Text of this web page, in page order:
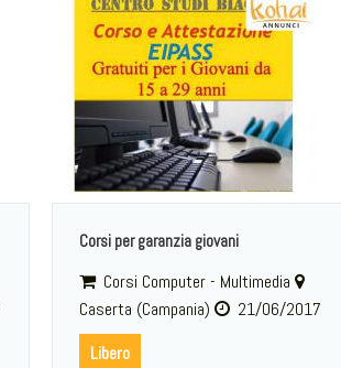
Corsi per garanzia giovani
Corsi Computer - Multimedia
Caserta (Campania)
21/06/2017
Libero